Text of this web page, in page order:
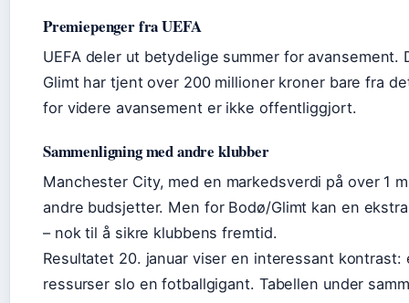
Premiepenger fra UEFA
UEFA deler ut betydelige summer for
Glimt har tjent over 200 millioner kroner bare fra
for videre avansement er ikke offentliggjort.
Sammenligning med andre klubber
Manchester City, med en markedsverdi på over 1
andre budsjetter. Men for Bodø/Glimt kan en
– nok til å sikre klubbens fremtid.
Resultatet 20. januar viser en interessant
ressurser slo en fotballgigant. Tabellen under